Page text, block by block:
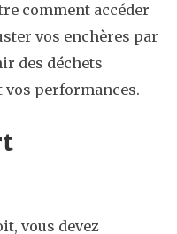
comment accéder
vos enchères par
des déchets
performances.
vous devez